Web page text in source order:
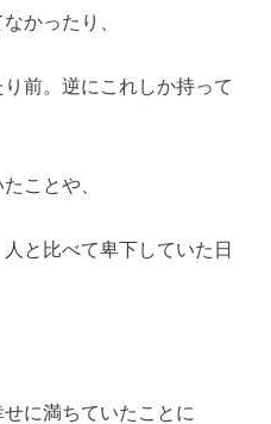
かったり、
前。逆にこれしか持って
ことや、
と比べて卑下していた日
に満ちていたことに